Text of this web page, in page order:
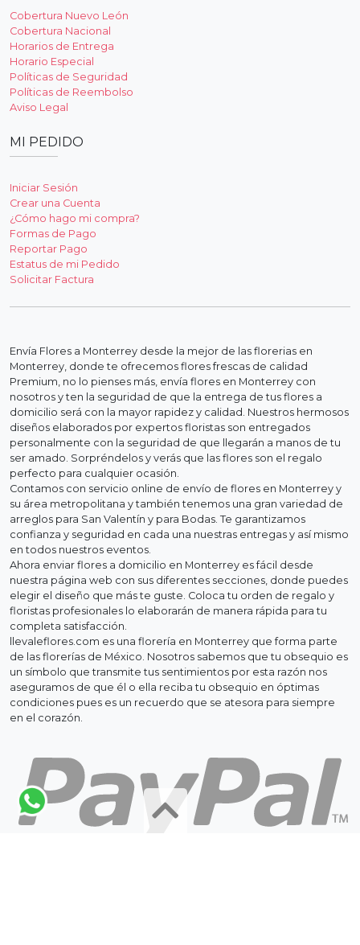
Cobertura Nuevo León
Cobertura Nacional
Horarios de Entrega
Horario Especial
Políticas de Seguridad
Políticas de Reembolso
Aviso Legal
MI PEDIDO
Iniciar Sesión
Crear una Cuenta
¿Cómo hago mi compra?
Formas de Pago
Reportar Pago
Estatus de mi Pedido
Solicitar Factura
Envía Flores a Monterrey desde la mejor de las florerias en
Monterrey, donde te ofrecemos flores frescas de calidad
Premium, no lo pienses más, envía flores en Monterrey con
nosotros y ten la seguridad de que la entrega de tus flores a
domicilio será con la mayor rapidez y calidad. Nuestros hermosos
diseños elaborados por expertos floristas son entregados
personalmente con la seguridad de que llegarán a manos de tu
ser amado. Sorpréndelos y verás que las flores son el regalo
perfecto para cualquier ocasión.
Contamos con servicio online de envío de flores en Monterrey y
su área metropolitana y también tenemos una gran variedad de
arreglos para San Valentín y para Bodas. Te garantizamos
confianza y seguridad en cada una nuestras entregas y así mismo
en todos nuestros eventos.
Ahora enviar flores a domicilio en Monterrey es fácil desde
nuestra página web con sus diferentes secciones, donde puedes
elegir el diseño que más te guste. Coloca tu orden de regalo y
floristas profesionales lo elaborarán de manera rápida para tu
completa satisfacción.
llevaleflores.com es una florería en Monterrey que forma parte
de las florerías de México. Nosotros sabemos que tu obsequio es
un símbolo que transmite tus sentimientos por esta razón nos
aseguramos de que él o ella reciba tu obsequio en óptimas
condiciones pues es un recuerdo que se atesora para siempre
en el corazón.